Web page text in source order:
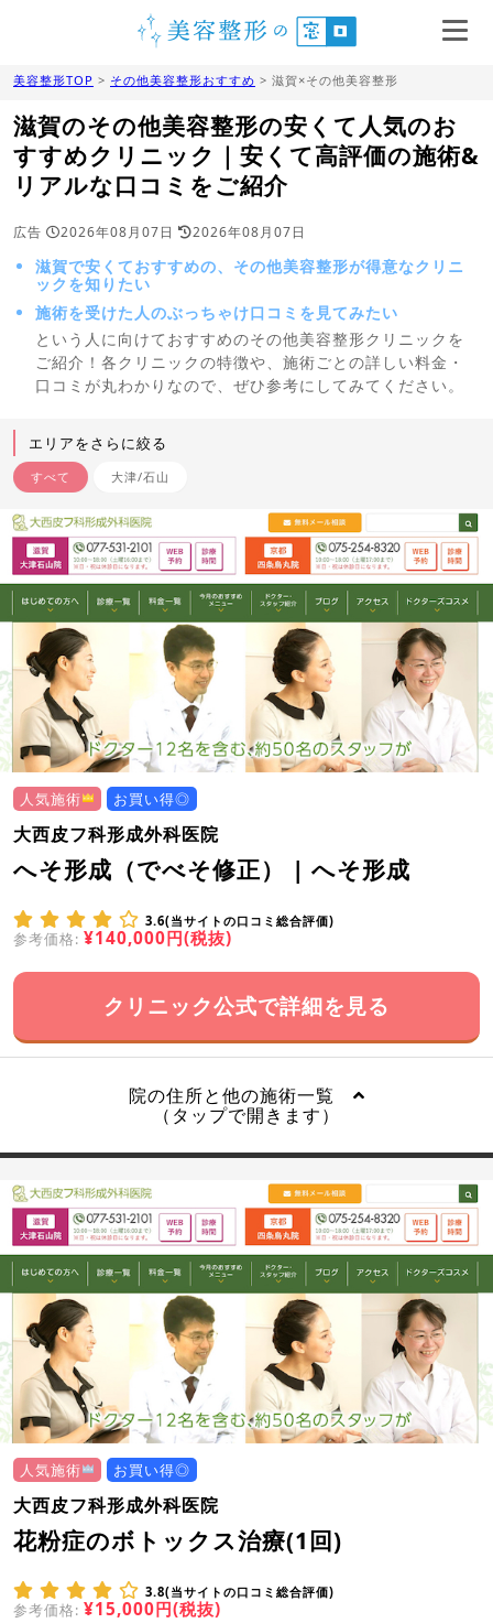
美容整形TOP > その他美容整形おすすめ > 滋賀×その他美容整形
滋賀のその他美容整形の安くて人気のお
すすめクリニック｜安くて高評価の施術&
リアルな口コミをご紹介
広告 2026年08月07日 2026年08月07日
滋賀で安くておすすめの、その他美容整形が得意なクリニ
ックを知りたい
施術を受けた人のぶっちゃけ口コミを見てみたい
という人に向けておすすめのその他美容整形クリニックを
ご紹介！各クリニックの特徴や、施術ごとの詳しい料金・
口コミが丸わかりなので、ぜひ参考にしてみてください。
エリアをさらに絞る
すべて 大津/石山
人気施術 お買い得◎
大西皮フ科形成外科医院
へそ形成（でべそ修正） | へそ形成
3.6(当サイトの口コミ総合評価)
参考価格: ¥140,000円(税抜)
クリニック公式で詳細を見る
院の住所と他の施術一覧
（タップで開きます）
人気施術 お買い得◎
大西皮フ科形成外科医院
花粉症のボトックス治療(1回)
3.8(当サイトの口コミ総合評価)
参考価格: ¥15,000円(税抜)